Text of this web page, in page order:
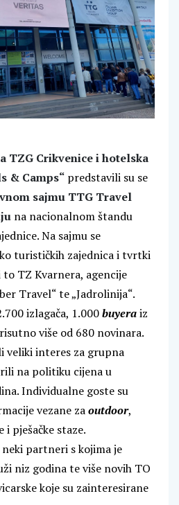
TZG Crikvenice i hotelska
& Camps“ predstavili su se
sajmu TTG Travel
na nacionalnom štandu
Na sajmu se
turističkih zajednica i tvrtki
TZ Kvarnera, agencije
Travel“ te „Jadrolinija“.
izlagača, 1.000buyeraiz
više od 680 novinara.
veliki interes za grupna
na politiku cijena u
Individualne goste su
vezane zaoutdoor,
pješačke staze.
partneri s kojima je
niz godina te više novih TO
koje su zainteresirane